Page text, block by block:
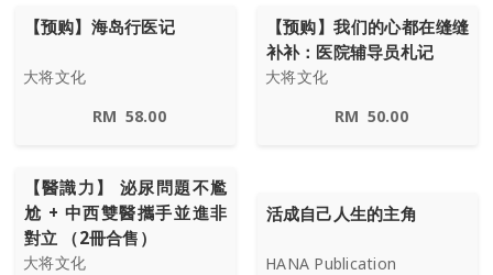
【预购】海岛行医记
大将文化
RM 58.00
【预购】我们的心都在缝缝
补补：医院辅导员札记
大将文化
RM 50.00
【醫識力】 泌尿問題不尷
尬 + 中西雙醫攜手並進非
對立 （2冊合售）
大将文化
活成自己人生的主角
HANA Publication